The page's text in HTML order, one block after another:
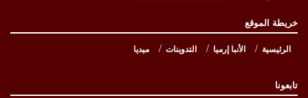
خريطة الموقع
الرئيسية الأنبا إرميا التدوينات ميديا
تابعونا